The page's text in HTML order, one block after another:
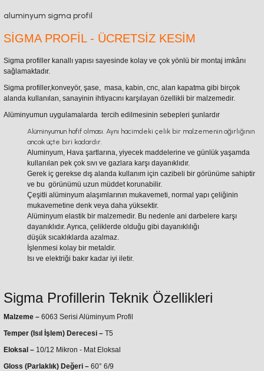
aluminyum sigma profil
SİGMA PROFİL - ÜCRETSİZ KESİM
Sigma profiller kanallı yapısı sayesinde kolay ve çok yönlü bir montaj imkânı
sağlamaktadır.
Sigma profiller,konveyör, şase, masa, kabin, cnc, alan kapatma gibi birçok
alanda kullanılan, sanayinin ihtiyacını karşılayan özellikli bir malzemedir.
Alüminyumun uygulamalarda tercih edilmesinin sebepleri şunlardır
Alüminyumun hafif olması. Aynı hacimdeki çelik bir malzemenin ağırlığının
ancak üçte biri kadardır.
Aluminyum, Hava şartlarına, yiyecek maddelerine ve günlük yaşamda
kullanılan pek çok sıvı ve gazlara karşı dayanıklıdır.
Gerek iç gerekse dış alanda kullanım için cazibeli bir görünüme sahiptir
ve bu görünümü uzun müddet korunabilir.
Çeşitli alüminyum alaşımlarının mukavemeti, normal yapı çeliğinin
mukavemetine denk veya daha yüksektir.
Alüminyum elastik bir malzemedir. Bu nedenle ani darbelere karşı
dayanıklıdır. Ayrıca, çeliklerde olduğu gibi dayanıklılığı
düşük sıcaklıklarda azalmaz.
İşlenmesi kolay bir metaldir.
Isı ve elektriği bakır kadar iyi iletir.
Sigma Profillerin Teknik Özellikleri
Malzeme – 6063 Serisi Alüminyum Profil
Temper (Isıl İşlem) Derecesi – T5
Eloksal – 10/12 Mikron - Mat Eloksal
Gloss (Parlaklık) Değeri – 60° 6/9